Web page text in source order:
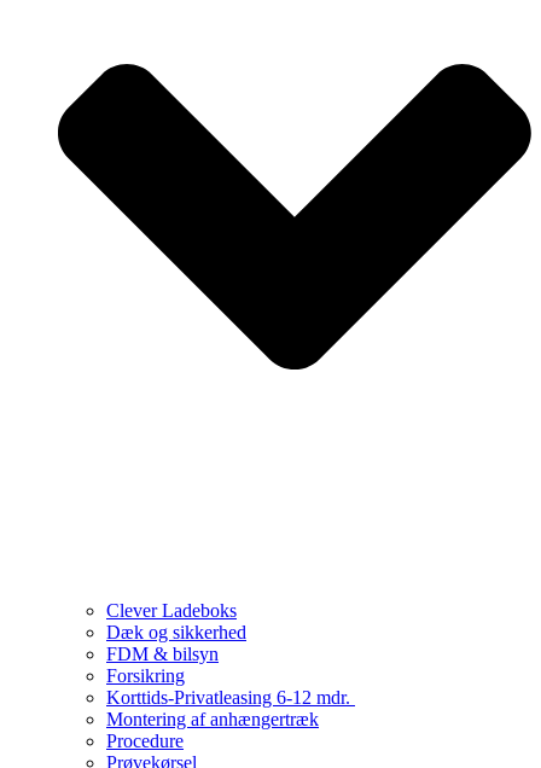
Clever Ladeboks
Dæk og sikkerhed
FDM & bilsyn
Forsikring
Korttids-Privatleasing 6-12 mdr.
Montering af anhængertræk
Procedure
Prøvekørsel